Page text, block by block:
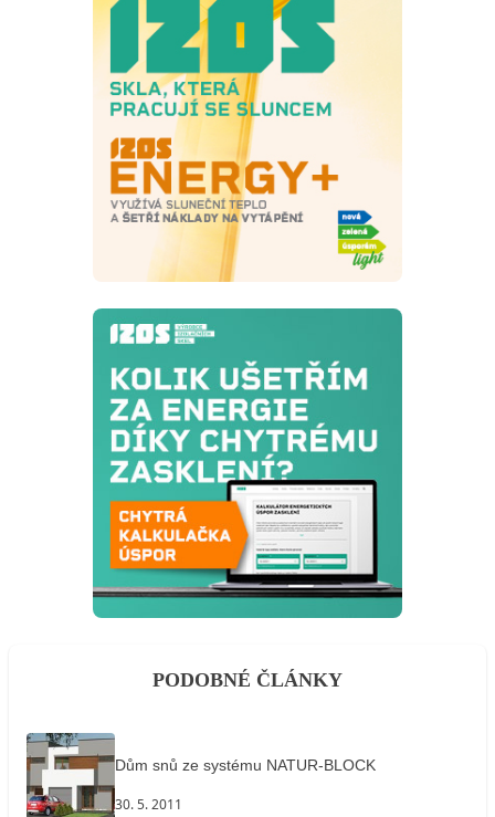
PODOBNÉ ČLÁNKY
Dům snů ze systému NATUR-BLOCK
30. 5. 2011